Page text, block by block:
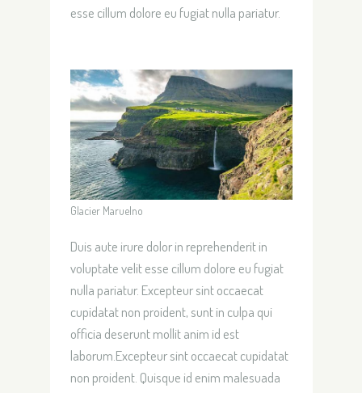
esse cillum dolore eu fugiat nulla pariatur.
Glacier Maruelno
Duis aute irure dolor in reprehenderit in
voluptate velit esse cillum dolore eu fugiat
nulla pariatur. Excepteur sint occaecat
cupidatat non proident, sunt in culpa qui
officia deserunt mollit anim id est
laborum.Excepteur sint occaecat cupidatat
non proident. Quisque id enim malesuada